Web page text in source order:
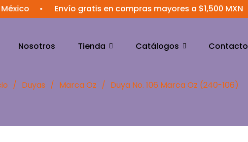
• Envío gratis en compras mayores a $1,500 MXN
Nosotros Tienda Catálogos Contacto
/ Duyas / Marca Oz / Duya No. 106 Marca Oz (240-106)